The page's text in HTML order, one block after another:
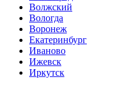
Волжский
Вологда
Воронеж
Екатеринбург
Иваново
Ижевск
Иркутск